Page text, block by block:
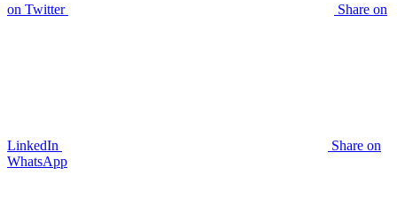
on Twitter Share on
LinkedIn
Share on
WhatsApp